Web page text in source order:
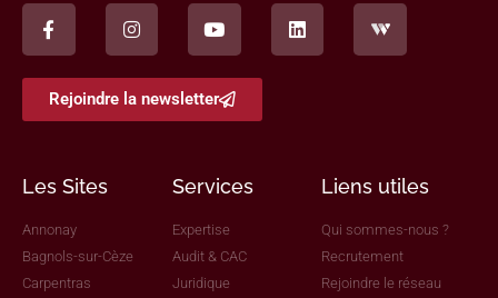
Rejoindre la newsletter
Les Sites
Annonay
Bagnols-sur-Cèze
Carpentras
Services
Expertise
Audit & CAC
Juridique
Liens utiles
Qui sommes-nous ?
Recrutement
Rejoindre le réseau